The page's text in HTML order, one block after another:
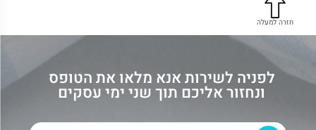
חזרה למעלה
לפניה לשירות אנא מלאו את הטופס
ונחזור אליכם תוך שני ימי עסקים